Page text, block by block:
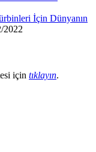
İçin Dünyanın
2022
için tıklayın.